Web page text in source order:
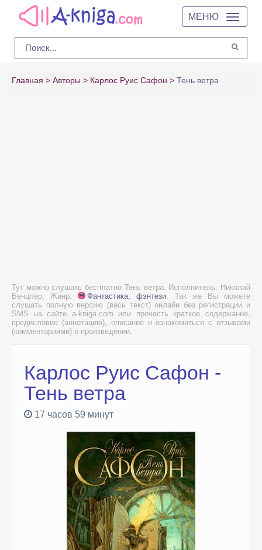
МЕНЮ
Главная Авторы Карлос Руис Сафон Тень ветра
Тут можно слушать бесплатно Тень ветра. Исполнитель: Николай
Бенцлер, Жанр:
Фантастика, фэнтези. Так же Вы можете
слушать полную версию (весь текст) онлайн без регистрации и
SMS на сайте a-kniga.com или прочесть краткое содержание,
предисловие (аннотацию), описание и ознакомиться с отзывами
(комментариями) о произведении.
Карлос Руис Сафон -
Тень ветра
17 часов 59 минут